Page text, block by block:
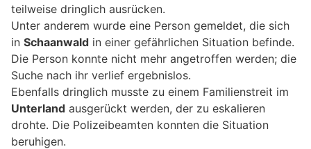
teilweise dringlich ausrücken.
Unter anderem wurde eine Person gemeldet, die sich
in Schaanwald in einer gefährlichen Situation befinde.
Die Person konnte nicht mehr angetroffen werden; die
Suche nach ihr verlief ergebnislos.
Ebenfalls dringlich musste zu einem Familienstreit im
Unterland ausgerückt werden, der zu eskalieren
drohte. Die Polizeibeamten konnten die Situation
beruhigen.